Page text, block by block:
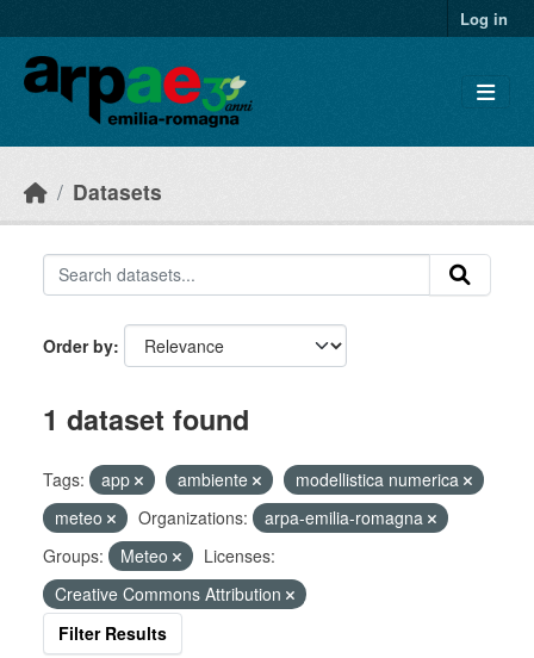
Log in
Datasets
Order by
1 dataset found
Tags: app ambiente
modellistica numerica
meteo
Organizations:
arpa-emilia-romagna
Groups:
Meteo
Licenses:
Creative Commons Attribution
Filter Results